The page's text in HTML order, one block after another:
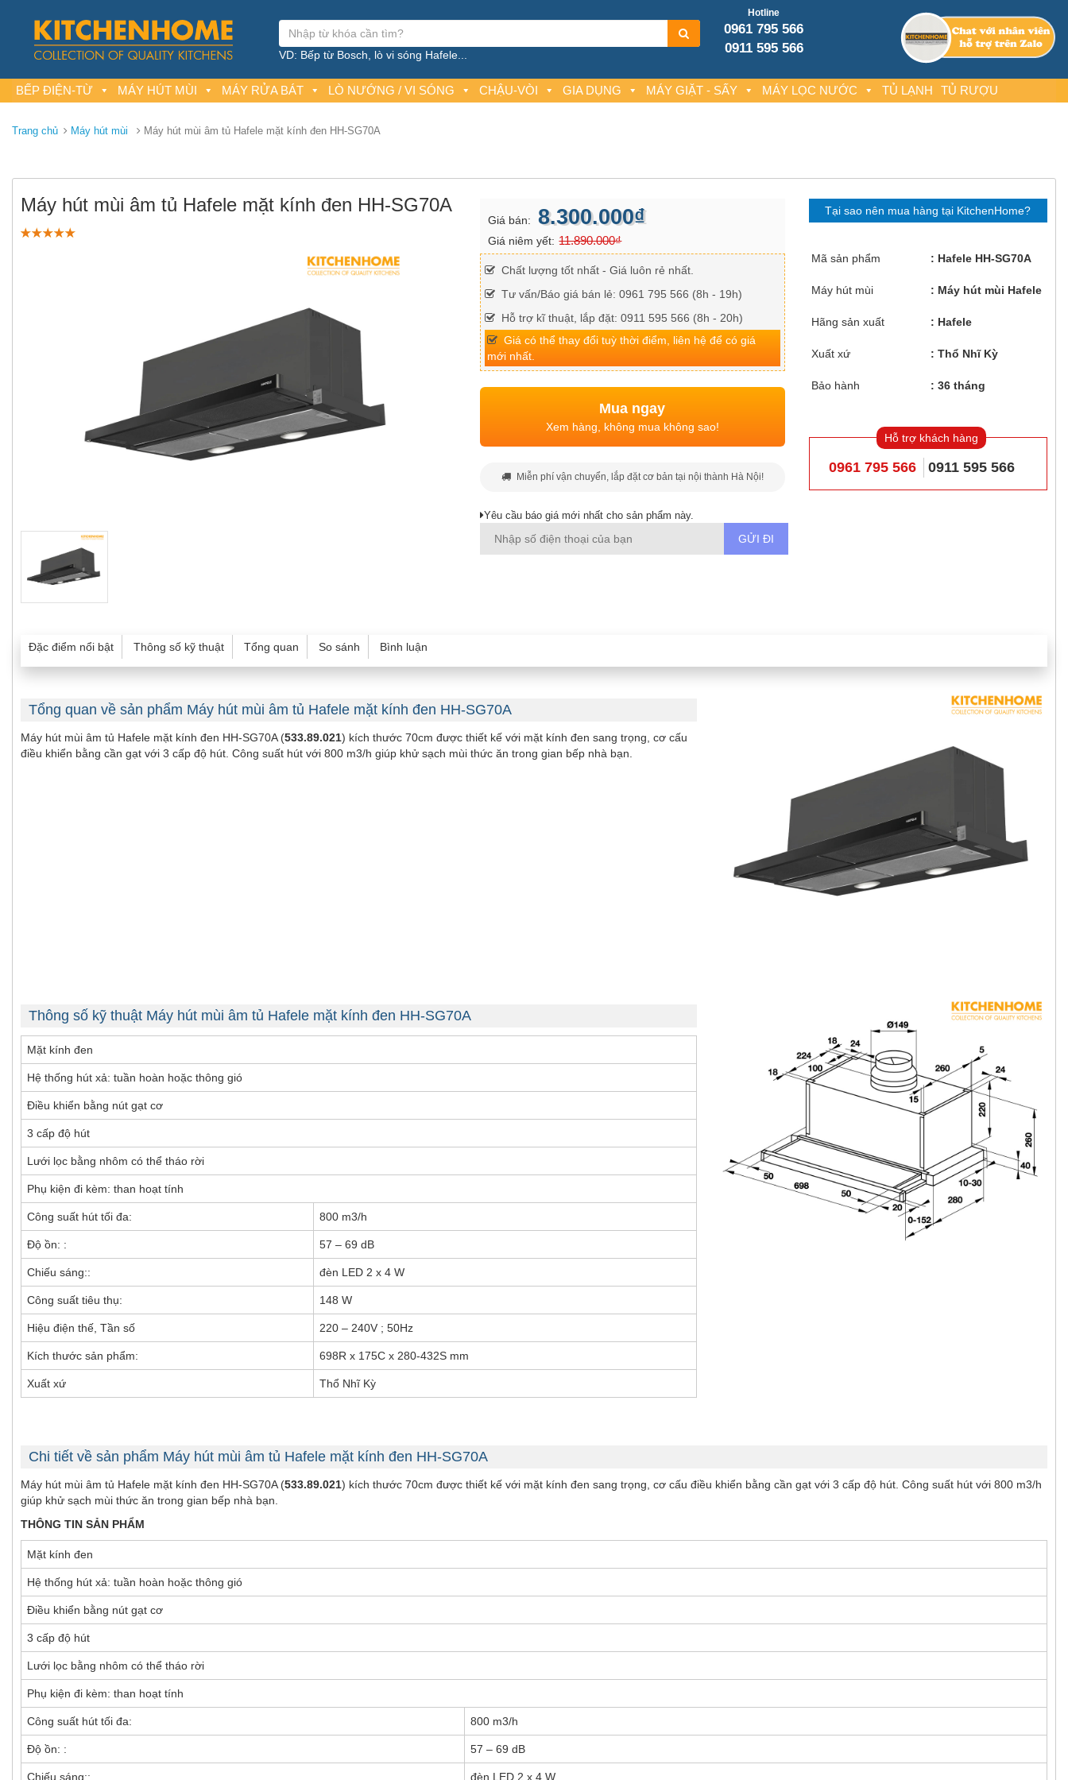
Hotline
0961 795 566
0911 595 566
VD: Bếp từ Bosch, lò vi sóng Hafele...
BẾP ĐIỆN-TỪ MÁY HÚT MÙI MÁY RỬA BÁT LÒ NƯỚNG / VI SÓNG CHẬU-VÒI GIA DỤNG MÁY GIẶT - SẤY MÁY LỌC NƯỚC TỦ LẠNH TỦ RƯỢU
Trang chủ Máy hút mùi Máy hút mùi âm tủ Hafele mặt kính đen HH-SG70A
Máy hút mùi âm tủ Hafele mặt kính đen HH-SG70A
Giá bán: 8.300.000₫
Giá niêm yết: 11.890.000₫
Chất lượng tốt nhất - Giá luôn rẻ nhất.
Tư vấn/Báo giá bán lẻ: 0961 795 566 (8h - 19h)
Hỗ trợ kĩ thuật, lắp đặt: 0911 595 566 (8h - 20h)
Giá có thể thay đổi tuỳ thời điểm, liên hệ để có giá
mới nhất.
Mua ngay
Xem hàng, không mua không sao!
Miễn phí vận chuyển, lắp đặt cơ bản tại nội thành Hà Nội!
Yêu cầu báo giá mới nhất cho sản phẩm này.
Tại sao nên mua hàng tại KitchenHome?
Mã sản phẩm Hafele HH-SG70A
Máy hút mùi Máy hút mùi Hafele
Hãng sản xuất Hafele
Xuất xứ Thổ Nhĩ Kỳ
Bảo hành 36 tháng
Hỗ trợ khách hàng
0961 795 566 0911 595 566
Đặc điểm nổi bật Thông số kỹ thuật Tổng quan So sánh Bình luận
Tổng quan về sản phẩm Máy hút mùi âm tủ Hafele mặt kính đen HH-SG70A
Máy hút mùi âm tủ Hafele mặt kính đen HH-SG70A (533.89.021) kích thước 70cm được thiết kế với mặt kính đen sang trọng, cơ cấu
điều khiển bằng cần gạt với 3 cấp độ hút. Công suất hút với 800 m3/h giúp khử sạch mùi thức ăn trong gian bếp nhà bạn.
Thông số kỹ thuật Máy hút mùi âm tủ Hafele mặt kính đen HH-SG70A
Mặt kính đen
Hệ thống hút xả: tuần hoàn hoặc thông gió
Điều khiển bằng nút gạt cơ
3 cấp độ hút
Lưới lọc bằng nhôm có thể tháo rời
Phụ kiện đi kèm: than hoạt tính
Công suất hút tối đa: 800 m3/h
Độ ồn: : 57 – 69 dB
Chiếu sáng:: đèn LED 2 x 4 W
Công suất tiêu thụ: 148 W
Hiệu điện thế, Tần số 220 – 240V ; 50Hz
Kích thước sản phẩm: 698R x 175C x 280-432S mm
Xuất xứ Thổ Nhĩ Kỳ
Chi tiết về sản phẩm Máy hút mùi âm tủ Hafele mặt kính đen HH-SG70A
Máy hút mùi âm tủ Hafele mặt kính đen HH-SG70A (533.89.021) kích thước 70cm được thiết kế với mặt kính đen sang trọng, cơ cấu điều khiển bằng cần gạt với 3 cấp độ hút. Công suất hút với 800 m3/h
giúp khử sạch mùi thức ăn trong gian bếp nhà bạn.
THÔNG TIN SẢN PHẨM
Mặt kính đen
Hệ thống hút xả: tuần hoàn hoặc thông gió
Điều khiển bằng nút gạt cơ
3 cấp độ hút
Lưới lọc bằng nhôm có thể tháo rời
Phụ kiện đi kèm: than hoạt tính
Công suất hút tối đa: 800 m3/h
Độ ồn: : 57 – 69 dB
Chiếu sáng:: đèn LED 2 x 4 W